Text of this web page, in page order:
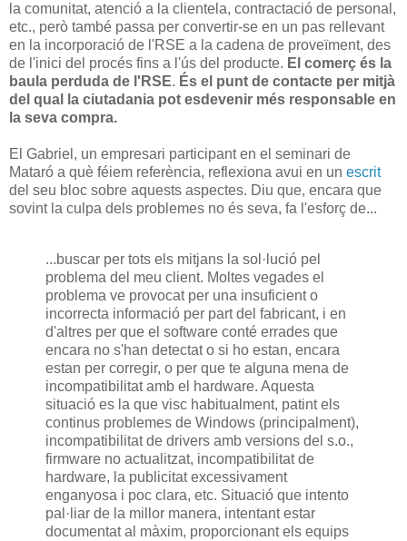
la comunitat, atenció a la clientela, contractació de personal,
etc., però també passa per convertir-se en un pas rellevant
en la incorporació de l'RSE a la cadena de proveïment, des
de l'inici del procés fins a l'ús del producte. El comerç és la
baula perduda de l'RSE. És el punt de contacte per mitjà
del qual la ciutadania pot esdevenir més responsable en
la seva compra.
El Gabriel, un empresari participant en el seminari de
Mataró a què féiem referència, reflexiona avui en un escrit
del seu bloc sobre aquests aspectes. Diu que, encara que
sovint la culpa dels problemes no és seva, fa l'esforç de...
...buscar per tots els mitjans la sol·lució pel
problema del meu client. Moltes vegades el
problema ve provocat per una insuficient o
incorrecta informació per part del fabricant, i en
d'altres per que el software conté errades que
encara no s'han detectat o si ho estan, encara
estan per corregir, o per que te alguna mena de
incompatibilitat amb el hardware. Aquesta
situació es la que visc habitualment, patint els
continus problemes de Windows (principalment),
incompatibilitat de drivers amb versions del s.o.,
firmware no actualitzat, incompatibilitat de
hardware, la publicitat excessivament
enganyosa i poc clara, etc. Situació que intento
pal·liar de la millor manera, intentant estar
documentat al màxim, proporcionant els equips